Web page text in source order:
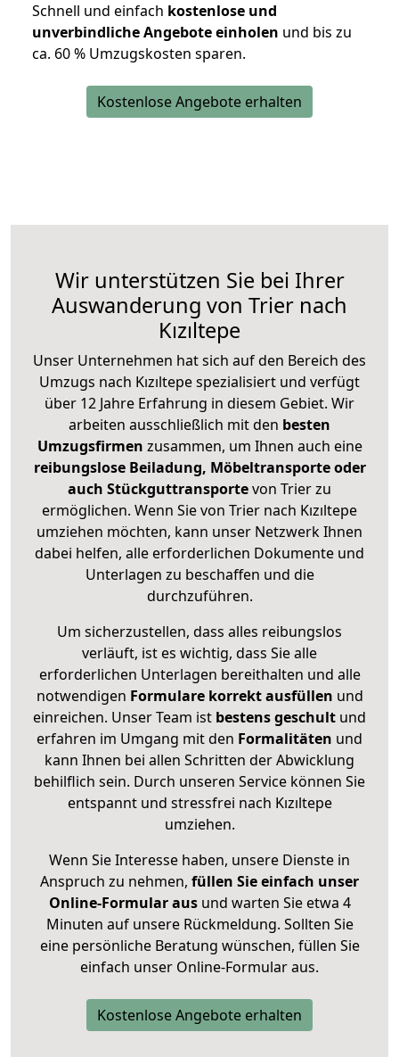
Schnell und einfach kostenlose und
unverbindliche Angebote einholen und bis zu
ca. 60 % Umzugskosten sparen.
Kostenlose Angebote erhalten
Wir unterstützen Sie bei Ihrer
Auswanderung von Trier nach
Kızıltepe
Unser Unternehmen hat sich auf den Bereich des
Umzugs nach Kızıltepe spezialisiert und verfügt
über 12 Jahre Erfahrung in diesem Gebiet. Wir
arbeiten ausschließlich mit den besten
Umzugsfirmen zusammen, um Ihnen auch eine
reibungslose Beiladung, Möbeltransporte oder
auch Stückguttransportevon Trier zu
ermöglichen. Wenn Sie von Trier nach Kızıltepe
umziehen möchten, kann unser Netzwerk Ihnen
dabei helfen, alle erforderlichen Dokumente und
Unterlagen zu beschaffen und die
durchzuführen.
Um sicherzustellen, dass alles reibungslos
verläuft, ist es wichtig, dass Sie alle
erforderlichen Unterlagen bereithalten und alle
notwendigen Formulare korrekt ausfüllen und
einreichen. Unser Team ist bestens geschult und
erfahren im Umgang mit den Formalitäten und
kann Ihnen bei allen Schritten der Abwicklung
behilflich sein. Durch unseren Service können Sie
entspannt und stressfrei nach Kızıltepe
umziehen.
Wenn Sie Interesse haben, unsere Dienste in
Anspruch zu nehmen, füllen Sie einfach unser
Online-Formular ausund warten Sie etwa 4
Minuten auf unsere Rückmeldung. Sollten Sie
eine persönliche Beratung wünschen, füllen Sie
einfach unser Online-Formular aus.
Kostenlose Angebote erhalten